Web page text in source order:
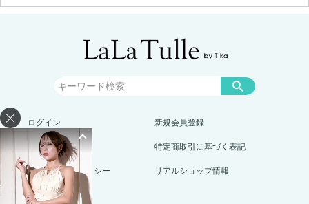
ログイン 新規会員登録
お買い物ガイド 特定商取引に基づく表記
プライバシーポリシー リアルショップ情報